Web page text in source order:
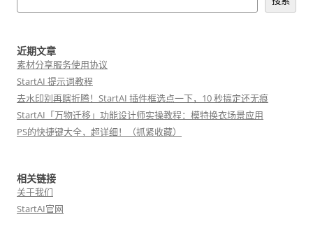
近期文章
素材分享服务使用协议
StartAI 提示词教程
去水印别再瞎折腾！StartAI 插件框选点一下，10 秒搞定还无痕
StartAI「万物迁移」功能设计师实操教程：模特换衣场景应用
PS的快捷键大全，超详细！（抓紧收藏）
相关链接
关于我们
StartAI官网